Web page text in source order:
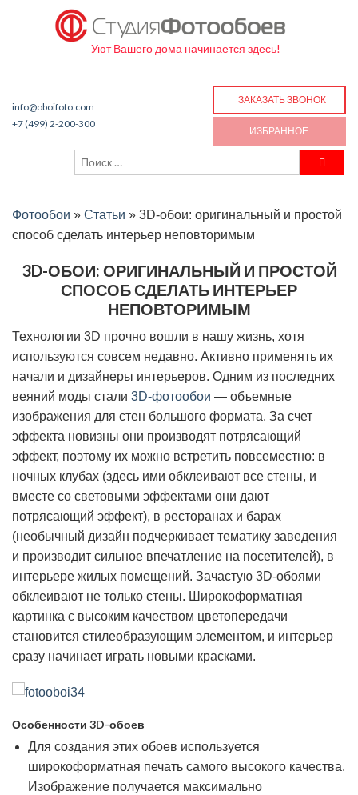
Уют Вашего дома начинается здесь!
info@oboifoto.com
+7 (499) 2-200-300
ЗАКАЗАТЬ ЗВОНОК
ИЗБРАННОЕ
Фотообои » Статьи » 3D-обои: оригинальный и простой
способ сделать интерьер неповторимым
3D-ОБОИ: ОРИГИНАЛЬНЫЙ И ПРОСТОЙ
СПОСОБ СДЕЛАТЬ ИНТЕРЬЕР
НЕПОВТОРИМЫМ
Технологии 3D прочно вошли в нашу жизнь, хотя
используются совсем недавно. Активно применять их
начали и дизайнеры интерьеров. Одним из последних
веяний моды стали 3D-фотообои — объемные
изображения для стен большого формата. За счет
эффекта новизны они производят потрясающий
эффект, поэтому их можно встретить повсеместно: в
ночных клубах (здесь ими обклеивают все стены, и
вместе со световыми эффектами они дают
потрясающий эффект), в ресторанах и барах
(необычный дизайн подчеркивает тематику заведения
и производит сильное впечатление на посетителей), в
интерьере жилых помещений. Зачастую 3D-обоями
обклеивают не только стены. Широкоформатная
картинка с высоким качеством цветопередачи
становится стилеобразующим элементом, и интерьер
сразу начинает играть новыми красками.
Особенности 3D-обоев
Для создания этих обоев используется
широкоформатная печать самого высокого качества.
Изображение получается максимально